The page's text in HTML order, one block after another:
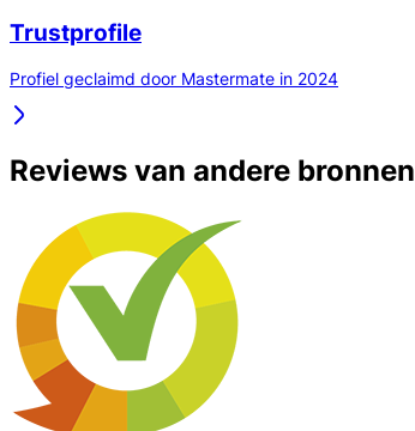
Trustprofile
Profiel geclaimd door Mastermate in 2024
Reviews van andere bronnen